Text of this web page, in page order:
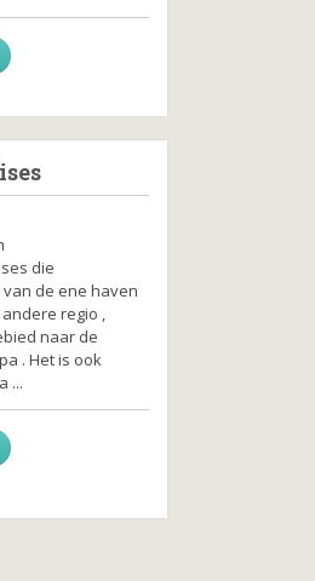
die
de ene haven
regio ,
naar de
. Het is ook
...